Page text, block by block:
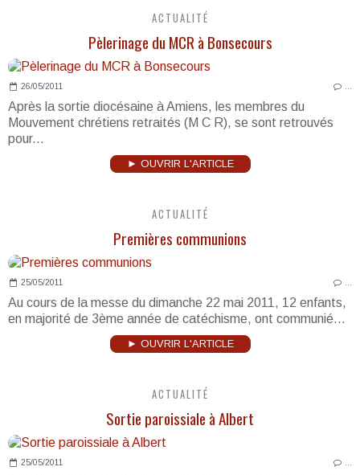
ACTUALITÉ
Pèlerinage du MCR à Bonsecours
26/05/2011
Après la sortie diocésaine à Amiens, les membres du
Mouvement chrétiens retraités (M C R), se sont retrouvés
pour...
► OUVRIR L'ARTICLE
ACTUALITÉ
Premières communions
25/05/2011
Au cours de la messe du dimanche 22 mai 2011, 12 enfants,
en majorité de 3ème année de catéchisme, ont communié...
► OUVRIR L'ARTICLE
ACTUALITÉ
Sortie paroissiale à Albert
25/05/2011